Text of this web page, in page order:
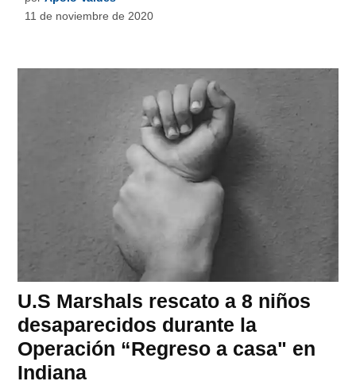
11 de noviembre de 2020
U.S Marshals rescato a 8 niños
desaparecidos durante la
Operación “Regreso a casa" en
Indiana